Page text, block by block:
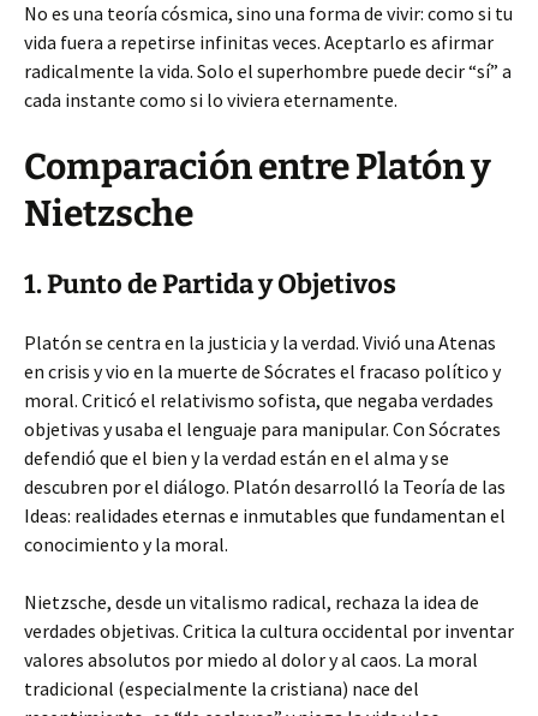
No es una teoría cósmica, sino una forma de vivir: como si tu
vida fuera a repetirse infinitas veces. Aceptarlo es afirmar
radicalmente la vida. Solo el superhombre puede decir “sí” a
cada instante como si lo viviera eternamente.
Comparación entre Platón y
Nietzsche
1. Punto de Partida y Objetivos
Platón se centra en la justicia y la verdad. Vivió una Atenas
en crisis y vio en la muerte de Sócrates el fracaso político y
moral. Criticó el relativismo sofista, que negaba verdades
objetivas y usaba el lenguaje para manipular. Con Sócrates
defendió que el bien y la verdad están en el alma y se
descubren por el diálogo. Platón desarrolló la Teoría de las
Ideas: realidades eternas e inmutables que fundamentan el
conocimiento y la moral.
Nietzsche, desde un vitalismo radical, rechaza la idea de
verdades objetivas. Critica la cultura occidental por inventar
valores absolutos por miedo al dolor y al caos. La moral
tradicional (especialmente la cristiana) nace del